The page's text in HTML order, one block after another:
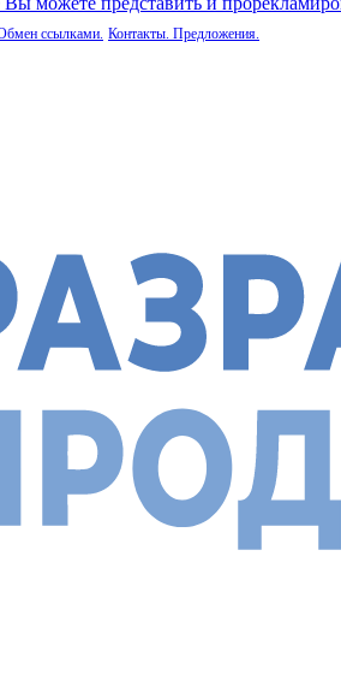
ссылками. Контакты. Предложения.